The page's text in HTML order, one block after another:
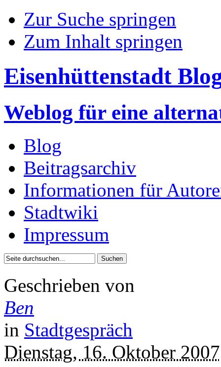
Zur Suche springen
Zum Inhalt springen
Eisenhüttenstadt
Weblog für eine
Blog
Beitragsarchiv
Informationen für
Stadtwiki
Impressum
Geschrieben von
Ben
in Stadtgespräch
Dienstag, 16. Oktober 2007